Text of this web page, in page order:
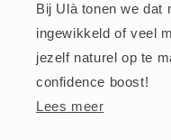
Bij Ulà tonen we dat
ingewikkeld of veel
jezelf naturel op te
confidence boost!
Lees meer